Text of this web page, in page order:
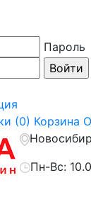
Пароль
(0) Корзина
Пн-Вс: